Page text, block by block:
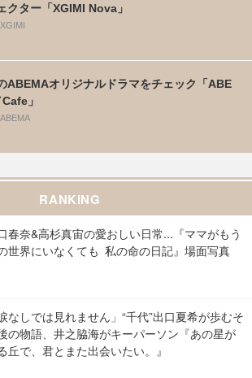
クター「XGIMI Nova」
ABEMAオリジナルドラマをチェック「ABE
」
RANKING
春奈&高杉真宙の愛おしい日常...『ママがもう
世界にいなくても 私の命の日記』場面写真
涙なしでは見れません」“千代”出口夏希が歩むそ
の物語、井之脇海がキーパーソン『あの星が
丘で、君とまた出会いたい。』